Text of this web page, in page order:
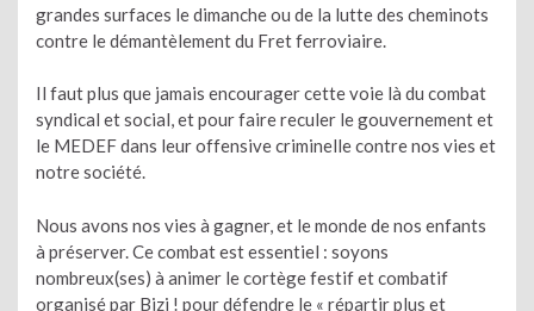
grandes surfaces le dimanche ou de la lutte des cheminots
contre le démantèlement du Fret ferroviaire.
Il faut plus que jamais encourager cette voie là du combat
syndical et social, et pour faire reculer le gouvernement et
le MEDEF dans leur offensive criminelle contre nos vies et
notre société.
Nous avons nos vies à gagner, et le monde de nos enfants
à préserver. Ce combat est essentiel : soyons
nombreux(ses) à animer le cortège festif et combatif
organisé par Bizi ! pour défendre le « répartir plus et